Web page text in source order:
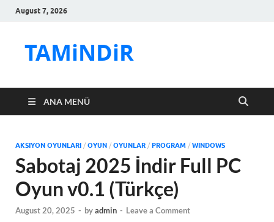
August 7, 2026
TAMiNDiR
ANA MENÜ
AKSIYON OYUNLARI / OYUN / OYUNLAR / PROGRAM / WINDOWS
Sabotaj 2025 İndir Full PC
Oyun v0.1 (Türkçe)
August 20, 2025 - byadmin - Leave a Comment